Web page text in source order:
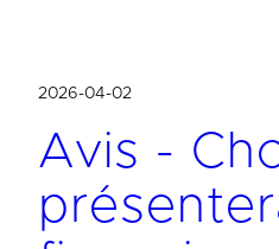
2026-04-02
Avis -